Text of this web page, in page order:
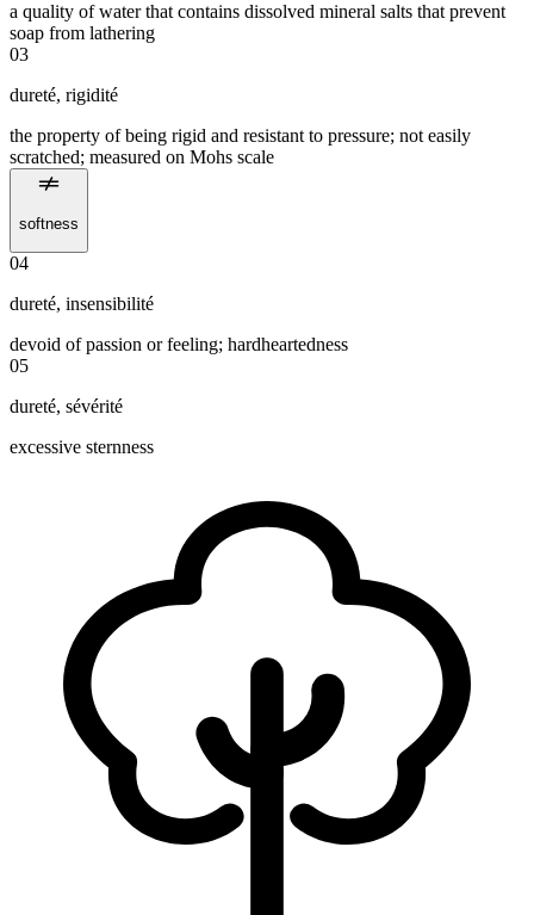
a quality of water that contains dissolved mineral salts that prevent
soap from lathering
03
dureté, rigidité
the property of being rigid and resistant to pressure; not easily
scratched; measured on Mohs scale
softness
04
dureté, insensibilité
devoid of passion or feeling; hardheartedness
05
dureté, sévérité
excessive sternness